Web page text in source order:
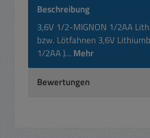
Beschreibung
3,6V 1/2-MIGNON 1/2AA
bzw. Lötfahnen 3,6V
1/2AA )… Mehr
Bewertungen